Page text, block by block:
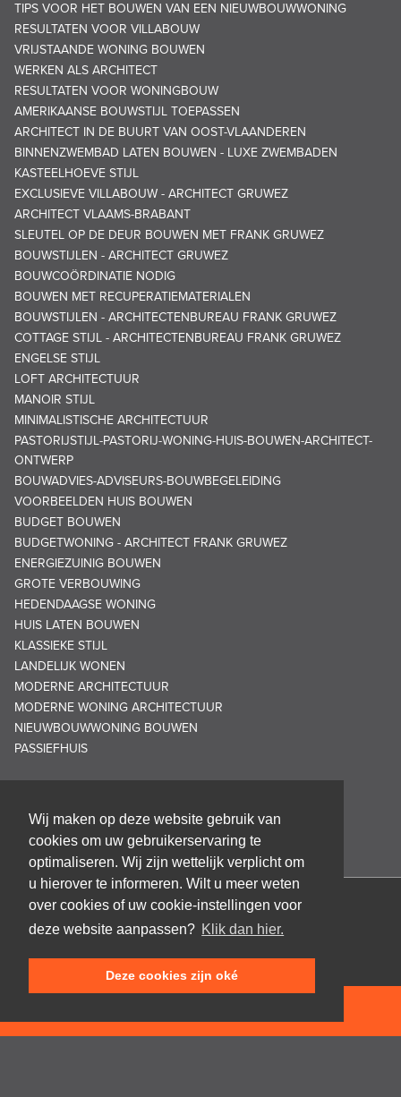
Wij maken op deze website gebruik van
cookies om uw gebruikerservaring te
optimaliseren. Wij zijn wettelijk verplicht om
u hierover te informeren. Wilt u meer weten
over cookies of uw cookie-instellingen voor
deze website aanpassen? Klik dan hier.
Deze cookies zijn oké
TIPS VOOR HET BOUWEN VAN EEN NIEUWBOUWWONING
RESULTATEN VOOR VILLABOUW
VRIJSTAANDE WONING BOUWEN
WERKEN ALS ARCHITECT
RESULTATEN VOOR WONINGBOUW
AMERIKAANSE BOUWSTIJL TOEPASSEN
ARCHITECT IN DE BUURT VAN OOST-VLAANDEREN
BINNENZWEMBAD LATEN BOUWEN - LUXE ZWEMBADEN
KASTEELHOEVE STIJL
EXCLUSIEVE VILLABOUW - ARCHITECT GRUWEZ
ARCHITECT VLAAMS-BRABANT
SLEUTEL OP DE DEUR BOUWEN MET FRANK GRUWEZ
BOUWSTIJLEN - ARCHITECT GRUWEZ
BOUWCOÖRDINATIE NODIG
BOUWEN MET RECUPERATIEMATERIALEN
BOUWSTIJLEN - ARCHITECTENBUREAU FRANK GRUWEZ
COTTAGE STIJL - ARCHITECTENBUREAU FRANK GRUWEZ
ENGELSE STIJL
LOFT ARCHITECTUUR
MANOIR STIJL
MINIMALISTISCHE ARCHITECTUUR
PASTORIJSTIJL-PASTORIJ-WONING-HUIS-BOUWEN-ARCHITECT-
ONTWERP
BOUWADVIES-ADVISEURS-BOUWBEGELEIDING
VOORBEELDEN HUIS BOUWEN
BUDGET BOUWEN
BUDGETWONING - ARCHITECT FRANK GRUWEZ
ENERGIEZUINIG BOUWEN
GROTE VERBOUWING
HEDENDAAGSE WONING
HUIS LATEN BOUWEN
KLASSIEKE STIJL
LANDELIJK WONEN
MODERNE ARCHITECTUUR
MODERNE WONING ARCHITECTUUR
NIEUWBOUWWONING BOUWEN
PASSIEFHUIS
Architectenbureau Frank GRUWEZ bvba
9700 Oudenaarde
T +32 (0)55 45 53 63
Speldenstraat 10